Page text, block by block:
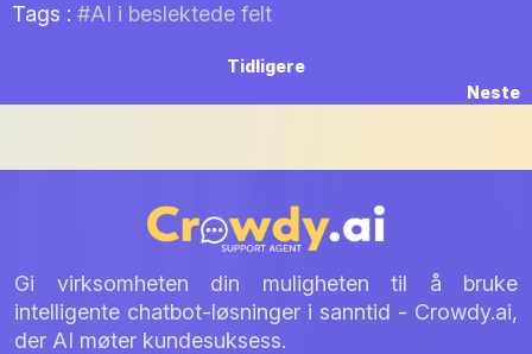
Tags : #AI i beslektede felt
Innleggsnavigasjon
TidligerePrevious
Neste
Gi virksomheten din muligheten til å bruke
intelligente chatbot-løsninger i sanntid - Crowdy.ai,
der AI møter kundesuksess.